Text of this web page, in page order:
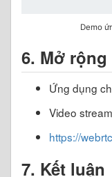
Demo
6. Mở rộng
Ứng dụng
Video
https://
7. Kết luận